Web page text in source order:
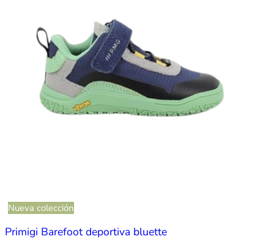
Nueva colección
Primigi Barefoot deportiva bluette